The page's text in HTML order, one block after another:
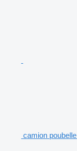
camion